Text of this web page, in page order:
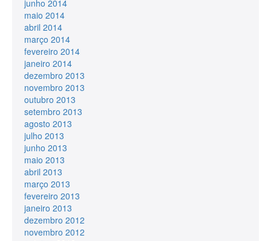
junho 2014
maio 2014
abril 2014
março 2014
fevereiro 2014
janeiro 2014
dezembro 2013
novembro 2013
outubro 2013
setembro 2013
agosto 2013
julho 2013
junho 2013
maio 2013
abril 2013
março 2013
fevereiro 2013
janeiro 2013
dezembro 2012
novembro 2012